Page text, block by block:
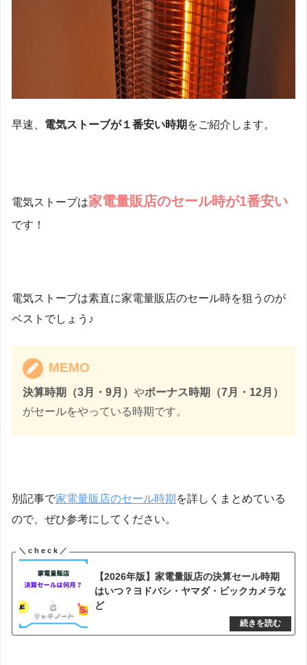
早速、 電気ストーブが１番安い時期 をご紹介します。
電気ストーブは家電量販店のセール時が1番安い
です！
電気ストーブは素直に家電量販店のセール時を狙うのが
ベストでしょう♪
MEMO
決算時期（3月・9月） やボーナス時期（7月・12月）
がセールをやっている時期です。
別記事で家電量販店のセール時期 を詳しくまとめている
ので、ぜひ参考にしてください。
【2026年版】家電量販店の決算セール時期
はいつ？ヨドバシ・ヤマダ・ビックカメラな
ど